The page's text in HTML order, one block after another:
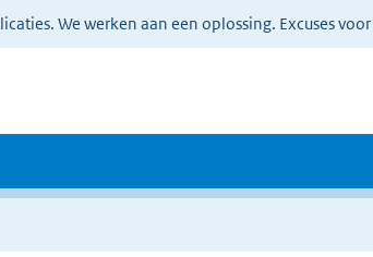
We werken aan een oplossing. Excuses